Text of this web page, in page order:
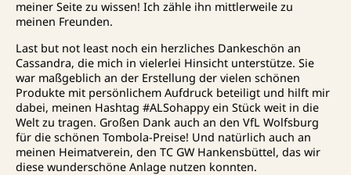
meiner Seite zu wissen! Ich zähle ihn mittlerweile zu
meinen Freunden.
Last but not least noch ein herzliches Dankeschön an
Cassandra, die mich in vielerlei Hinsicht unterstütze. Sie
war maßgeblich an der Erstellung der vielen schönen
Produkte mit persönlichem Aufdruck beteiligt und hilft mir
dabei, meinen Hashtag #ALSohappy ein Stück weit in die
Welt zu tragen. Großen Dank auch an den VfL Wolfsburg
für die schönen Tombola-Preise! Und natürlich auch an
meinen Heimatverein, den TC GW Hankensbüttel, das wir
diese wunderschöne Anlage nutzen konnten.